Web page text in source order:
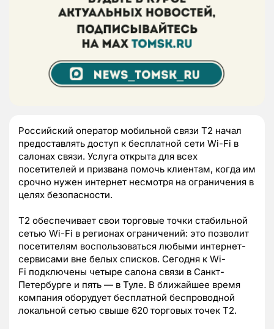
Российский оператор мобильной связи Т2 начал
предоставлять доступ к бесплатной сети Wi-Fi в
салонах связи. Услуга открыта для всех
посетителей и призвана помочь клиентам, когда им
срочно нужен интернет несмотря на ограничения в
целях безопасности.
Т2 обеспечивает свои торговые точки стабильной
сетью Wi-Fi в регионах ограничений: это позволит
посетителям воспользоваться любыми интернет-
сервисами вне белых списков. Сегодня к Wi-
Fi подключены четыре салона связи в Санкт-
Петербурге и пять — в Туле. В ближайшее время
компания оборудует бесплатной беспроводной
локальной сетью свыше 620 торговых точек Т2.